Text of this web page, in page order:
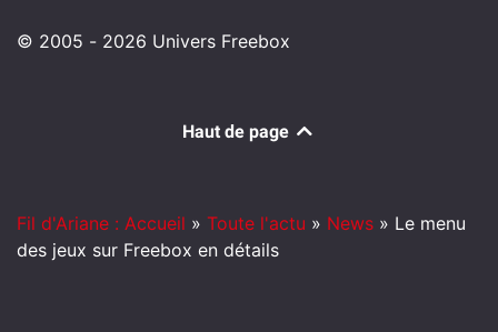
© 2005 - 2026 Univers Freebox
Haut de page
Fil d'Ariane : Accueil » Toute l'actu » News » Le menu
des jeux sur Freebox en détails